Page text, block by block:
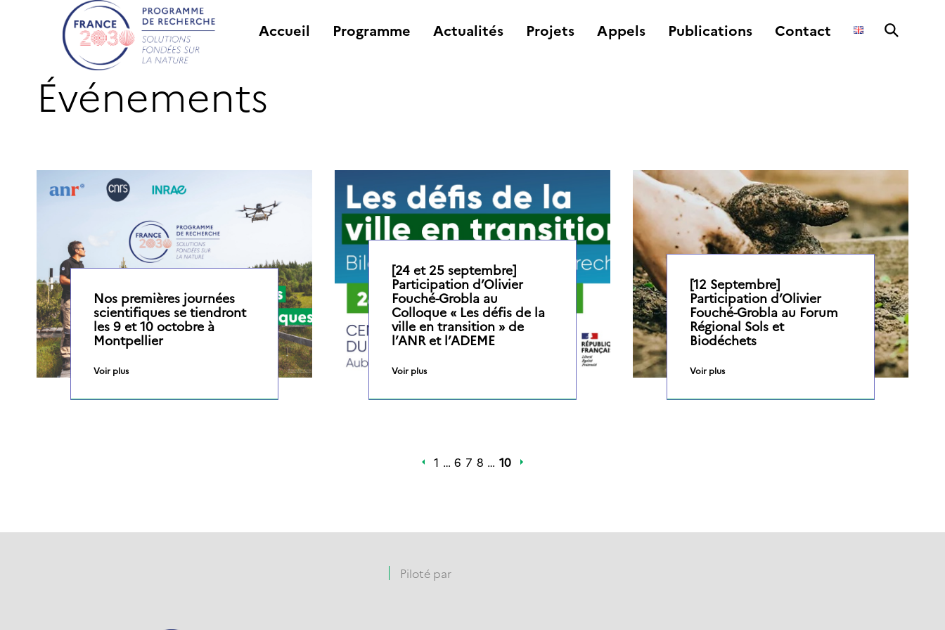
Accueil Programme Actualités Projets Appels Publications Contact
Événements
Nos premières journées
scientifiques se tiendront
les 9 et 10 octobre à
Montpellier
Voir plus
[24 et 25 septembre]
Participation d’Olivier
Fouché-Grobla au
Colloque « Les défis de la
ville en transition » de
l’ANR et l’ADEME
Voir plus
[12 Septembre]
Participation d’Olivier
Fouché-Grobla au Forum
Régional Sols et
Biodéchets
Voir plus
1 … 6 7 8 … 10
Piloté par